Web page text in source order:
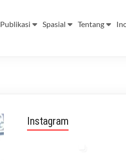
Publikasi Spasial Tentang
Instagram